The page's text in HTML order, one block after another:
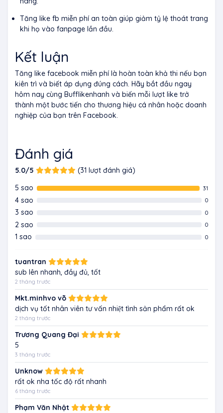
Tăng like fb miễn phí an toàn giúp giảm tỷ lệ thoát trang
khi họ vào fanpage lần đầu.
Kết luận
Tăng like facebook miễn phí là hoàn toàn khả thi nếu bạn
kiên trì và biết áp dụng đúng cách. Hãy bắt đầu ngay
hôm nay cùng Bufflikenhanh và biến mỗi lượt like trở
thành một bước tiến cho thương hiệu cá nhân hoặc doanh
nghiệp của bạn trên Facebook.
Đánh giá
5.0/5
(31 lượt đánh giá)
5 sao
31
4 sao 0
3 sao 0
2 sao 0
1 sao 0
tuantran
sub lên nhanh, đầy đủ, tốt
2 tháng trước
Mkt.minhvo võ
dịch vụ tốt nhân viên tư vấn nhiệt tình sản phẩm rất ok
2 tháng trước
Trương Quang Đại
5
3 tháng trước
Unknow
rất ok nha tốc độ rất nhanh
6 tháng trước
Phạm Văn Nhật